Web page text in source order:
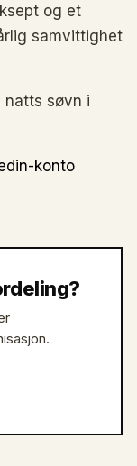
og et
samvittighet
natts søvn i
konto